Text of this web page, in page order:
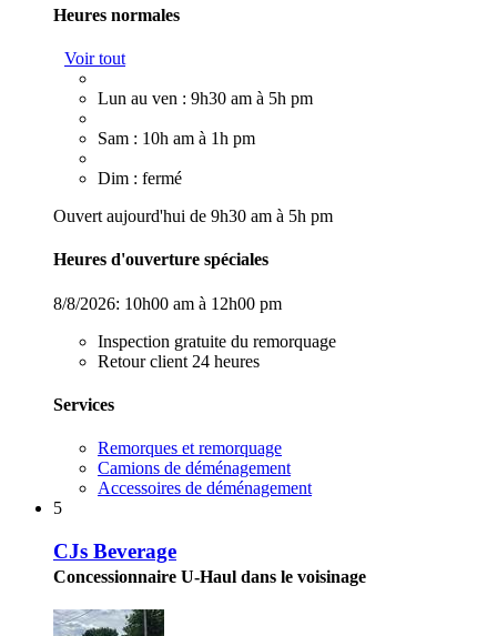
Heures normales
Voir tout
Lun au ven : 9h30 am à 5h pm
Sam : 10h am à 1h pm
Dim : fermé
Ouvert aujourd'hui de 9h30 am à 5h pm
Heures d'ouverture spéciales
8/8/2026: 10h00 am à 12h00 pm
Inspection gratuite du remorquage
Retour client 24 heures
Services
Remorques et remorquage
Camions de déménagement
Accessoires de déménagement
5
CJs Beverage
Concessionnaire U-Haul dans le voisinage